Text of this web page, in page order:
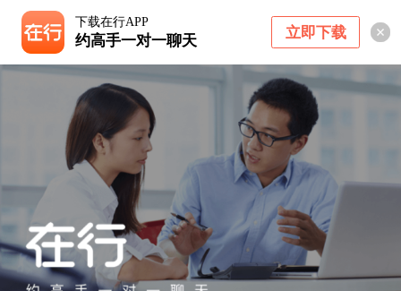
下载在行APP
约高手一对一聊天 立即下载